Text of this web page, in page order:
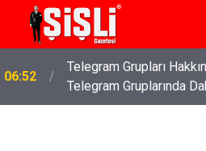
06:52
Telegram Grupları
Telegram Gruplarında